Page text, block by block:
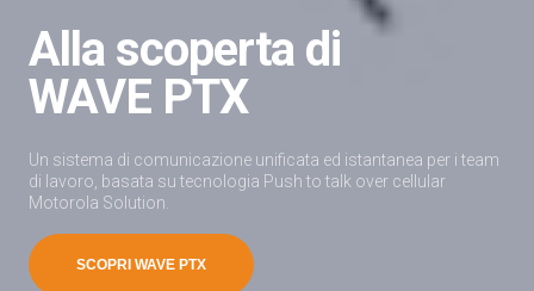
Alla scoperta di
WAVE PTX
Un sistema di comunicazione unificata ed istantanea per i team
di lavoro, basata su tecnologia Push to talk over cellular
Motorola Solution.
SCOPRI WAVE PTX